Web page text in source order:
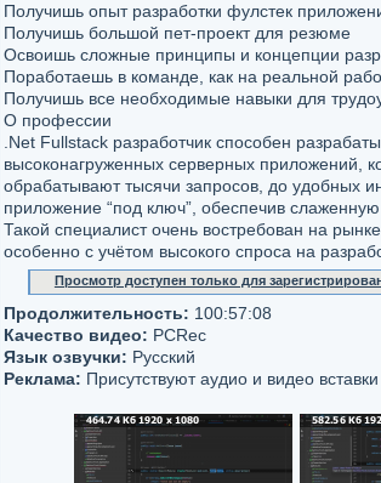
Получишь опыт разработки фулстек
Получишь большой пет-проект для резюме
Освоишь сложные принципы и концепции
Поработаешь в команде, как на реальной
Получишь все необходимые навыки для
О профессии
.Net Fullstack разработчик способен
высоконагруженных серверных приложений,
обрабатывают тысячи запросов, до удобных
приложение “под ключ”, обеспечив
Такой специалист очень востребован на
особенно с учётом высокого спроса на
Просмотр доступен только для
Продолжительность: 100:57:08
Качество видео: PCRec
Язык озвучки: Русский
Реклама: Присутствуют аудио и видео